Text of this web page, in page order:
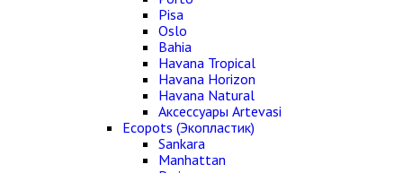
Pisa
Oslo
Bahia
Havana Tropical
Havana Horizon
Havana Natural
Аксессуары Artevasi
Ecopots (Экопластик)
Sankara
Manhattan